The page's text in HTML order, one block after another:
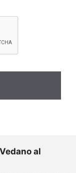
Vedano al